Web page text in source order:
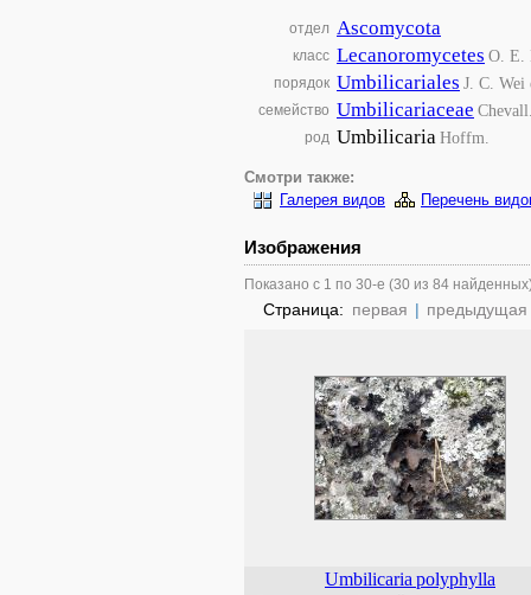
отдел Ascomycota
класс Lecanoromycetes O. E.
порядок Umbilicariales J. C.
семейство Umbilicariaceae
род UmbilicariaHoffm.
Смотри также:
Галерея видов
Перечень
Изображения
Показано с 1 по 30-е (30 из 84
Страница: первая | предыдущая
Umbilicaria polyphylla